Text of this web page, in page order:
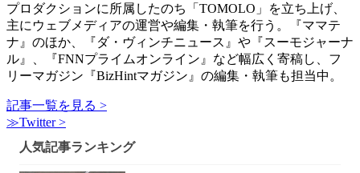
プロダクションに所属したのち「TOMOLO」を立ち上げ、
主にウェブメディアの運営や編集・執筆を行う。『ママテ
ナ』のほか、『ダ・ヴィンチニュース』や『スーモジャーナ
ル』、『FNNプライムオンライン』など幅広く寄稿し、フ
リーマガジン『BizHintマガジン』の編集・執筆も担当中。
記事一覧を見る >
≫Twitter >
人気記事ランキング